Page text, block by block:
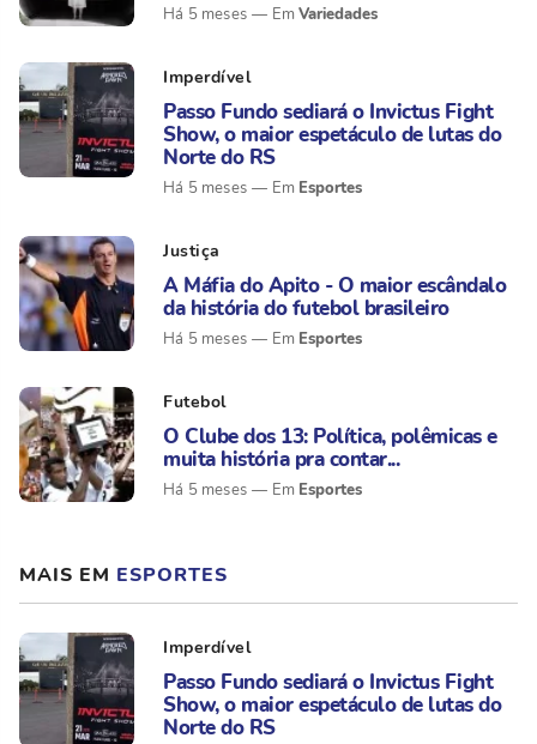
Há 5 meses Variedades
Imperdível
Passo Fundo sediará o Invictus Fight
Show, o maior espetáculo de lutas do
Norte do RS
Há 5 meses Esportes
Justiça
A Máfia do Apito - O maior escândalo
da história do futebol brasileiro
Há 5 meses Esportes
Futebol
O Clube dos 13: Política, polêmicas e
muita história pra contar...
Há 5 meses Esportes
MAIS EM ESPORTES
Imperdível
Passo Fundo sediará o Invictus Fight
Show, o maior espetáculo de lutas do
Norte do RS